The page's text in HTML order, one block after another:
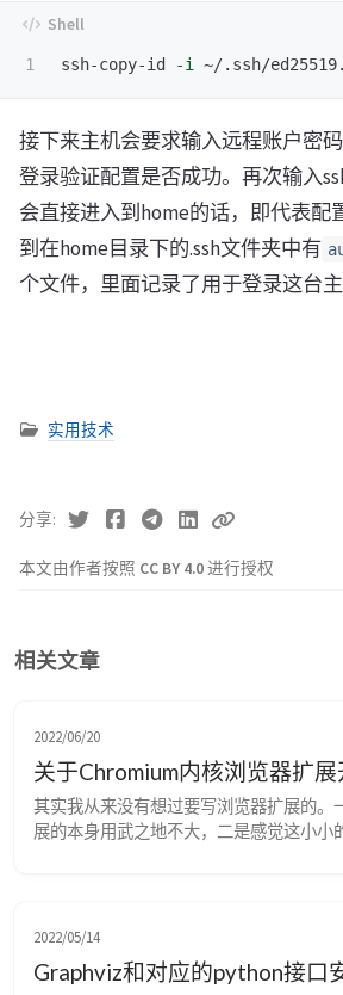
ssh-copy-id -i
接下来主机会要求输入远程账户密
登录验证配置是否成功。再次输入
会直接进入到home的话，即代表配
到在home目录下的.ssh文件夹中有
个文件，里面记录了用于登录这台主
实用技术
本文由作者按照 CC BY 4.0进行授权
分享
相关文章
2022/06/20
关于Chromium内核浏览器扩
其实我从来没有想过要写浏览器扩展的。
展的本身用武之地不大，二是感觉这小小
理，尝试了一下。让我自己都觉得意外，
比我想象的还要简单。在此也记录一下在
概念...
2022/05/14
Graphviz和对应的python接口